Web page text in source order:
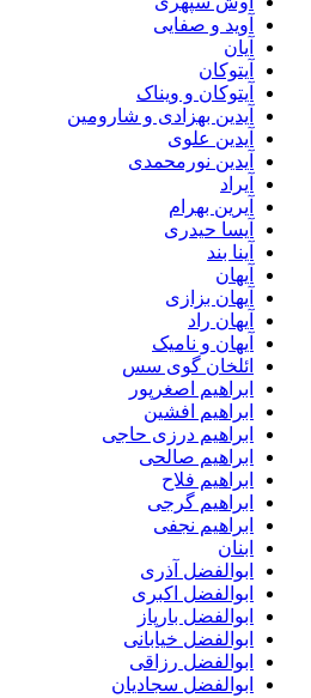
آوید و صفایی
آیان
آیتوکان
آیتوکان و ویناک
آیدین بهزادی و شارومین
آیدین علوی
آیدین نورمحمدی
آیراد
آیرین بهرام
آیسا حیدری
آینا بند
آیهان
آیهان بزازی
آیهان راد
آیهان و نامیک
ائلخان گوی سس
ابراهیم اصغرپور
ابراهیم افشین
ابراهیم درزی حاجی
ابراهیم صالحی
ابراهیم فلاح
ابراهیم گرجی
ابراهیم نجفی
ابنان
ابوالفضل آذری
ابوالفضل اکبری
ابوالفضل بارپاز
ابوالفضل خیابانی
ابوالفضل رزاقی
ابوالفضل سجادیان